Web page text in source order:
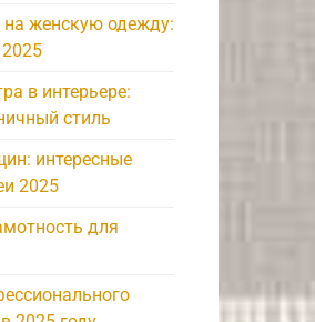
женскую одежду:
в интерьере:
стиль
интересные
2025
для